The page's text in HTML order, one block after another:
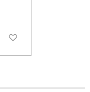
Warenkorb